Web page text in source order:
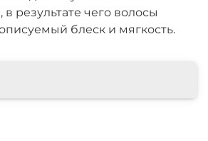
результате чего волосы
блеск и мягкость.